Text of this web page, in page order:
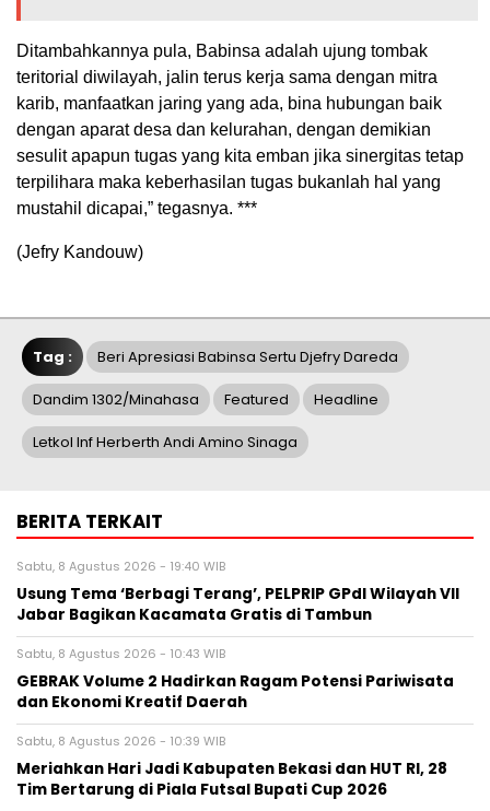
Ditambahkannya pula, Babinsa adalah ujung tombak
teritorial diwilayah, jalin terus kerja sama dengan mitra
karib, manfaatkan jaring yang ada, bina hubungan baik
dengan aparat desa dan kelurahan, dengan demikian
sesulit apapun tugas yang kita emban jika sinergitas tetap
terpilihara maka keberhasilan tugas bukanlah hal yang
mustahil dicapai,” tegasnya. ***
(Jefry Kandouw)
Tag : Beri Apresiasi Babinsa Sertu Djefry Dareda
Dandim 1302/Minahasa Featured Headline
Letkol Inf Herberth Andi Amino Sinaga
BERITA TERKAIT
Sabtu, 8 Agustus 2026 - 19:40 WIB
‎Usung Tema ‘Berbagi Terang’, PELPRIP GPdI Wilayah VII
Jabar Bagikan Kacamata Gratis di Tambun
Sabtu, 8 Agustus 2026 - 10:43 WIB
GEBRAK Volume 2 Hadirkan Ragam Potensi Pariwisata
dan Ekonomi Kreatif Daerah
Sabtu, 8 Agustus 2026 - 10:39 WIB
Meriahkan Hari Jadi Kabupaten Bekasi dan HUT RI, 28
Tim Bertarung di Piala Futsal Bupati Cup 2026